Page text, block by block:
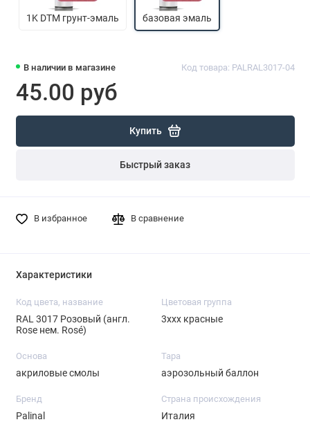
В наличии в магазине Код товара: PALRAL3017-04
45.00 руб
Купить
Быстрый заказ
В избранное В сравнение
1K DTM грунт-эмаль базовая эмаль
Характеристики
Код цвета, название
RAL 3017 Розовый (англ.
Rose нем. Rosé)
Цветовая группа
3ххх красные
Основа
акриловые смолы
Тара
аэрозольный баллон
Бренд
Palinal
Страна происхождения
Италия